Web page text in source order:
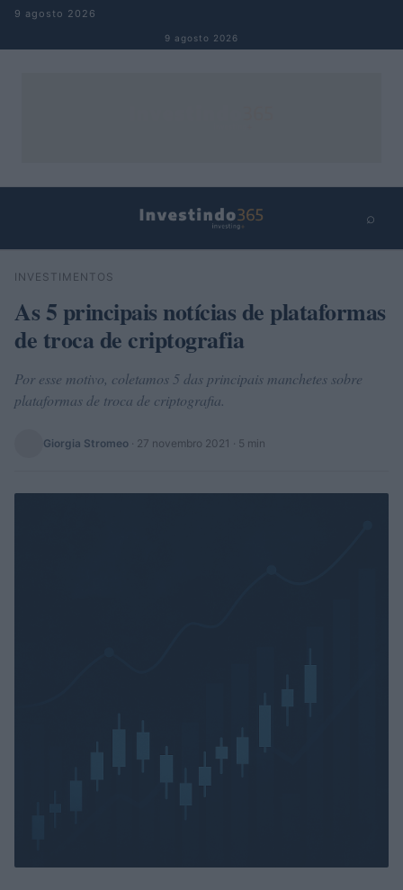
Pular para o conteúdo
9 agosto 2026
9 agosto 2026
⌕
Buscar
INVESTIMENTOS
As 5 principais notícias de plataformas
de troca de criptografia
Por esse motivo, coletamos 5 das principais manchetes sobre
plataformas de troca de criptografia.
Giorgia Stromeo · 27 novembro 2021 · 5 min